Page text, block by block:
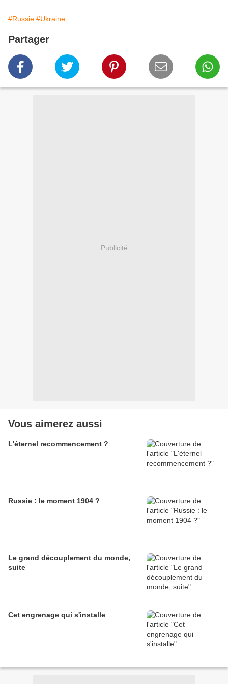
#Russie #Ukraine
Partager
Publicité
Vous aimerez aussi
L'éternel recommencement ?
Russie : le moment 1904 ?
Le grand découplement du monde,
suite
Cet engrenage qui s'installe